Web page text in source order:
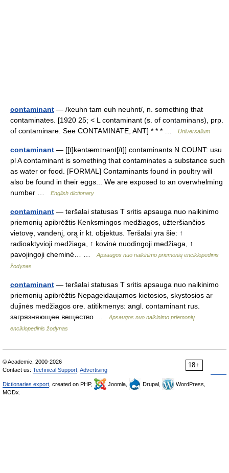
contaminant — /keuhn tam euh neuhnt/, n. something that
contaminates. [1920 25; < L contaminant (s. of contaminans), prp.
of contaminare. See CONTAMINATE, ANT] * * * …
Universalium
contaminant — [[t]kəntæ̱mɪnənt[/t]] contaminants N COUNT: usu
pl A contaminant is something that contaminates a substance such
as water or food. [FORMAL] Contaminants found in poultry will
also be found in their eggs... We are exposed to an overwhelming
number …
English dictionary
contaminant — teršalai statusas T sritis apsauga nuo naikinimo
priemonių apibrėžtis Kenksmingos medžiagos, užteršiančios
vietovę, vandenį, orą ir kt. objektus. Teršalai yra šie: ↑
radioaktyvioji medžiaga, ↑ kovinė nuodingoji medžiaga, ↑
pavojingoji cheminė… …
Apsaugos nuo naikinimo priemonių enciklopedinis
žodynas
contaminant — teršalai statusas T sritis apsauga nuo naikinimo
priemonių apibrėžtis Nepageidaujamos kietosios, skystosios ar
dujinės medžiagos ore. atitikmenys: angl. contaminant rus.
загрязняющее вещество …
Apsaugos nuo naikinimo priemonių
enciklopedinis žodynas
18+
© Academic, 2000-2026
Contact us: Technical Support Advertising
Dictionaries export , created on PHP, Joomla, Drupal,
WordPress,
MODx.